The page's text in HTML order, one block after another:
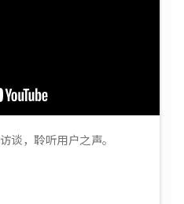
谈，聆听用户之声。